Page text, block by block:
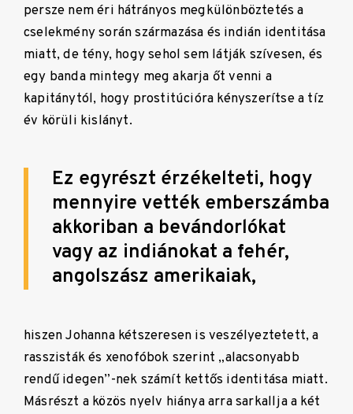
persze nem éri hátrányos megkülönböztetés a
cselekmény során származása és indián identitása
miatt, de tény, hogy sehol sem látják szívesen, és
egy banda mintegy meg akarja őt venni a
kapitánytól, hogy prostitúcióra kényszerítse a tíz
év körüli kislányt.
Ez egyrészt érzékelteti, hogy
mennyire vették emberszámba
akkoriban a bevándorlókat
vagy az indiánokat a fehér,
angolszász amerikaiak,
hiszen Johanna kétszeresen is veszélyeztetett, a
rasszisták és xenofóbok szerint „alacsonyabb
rendű idegen”-nek számít kettős identitása miatt.
Másrészt a közös nyelv hiánya arra sarkallja a két